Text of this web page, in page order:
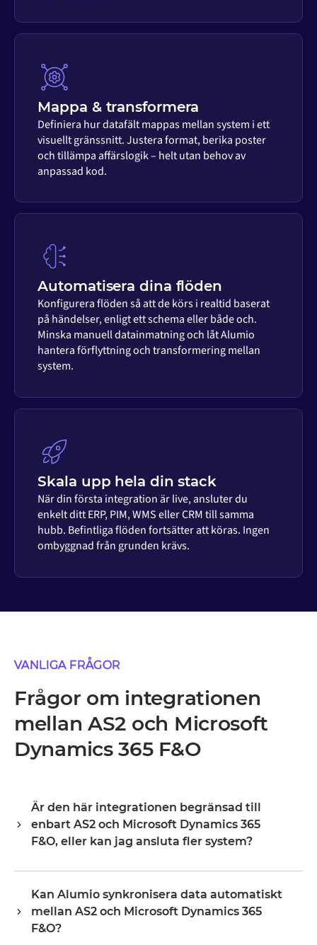
Mappa & transformera
Definiera hur datafält mappas mellan system i ett
visuellt gränssnitt. Justera format, berika poster
och tillämpa affärslogik – helt utan behov av
anpassad kod.
Automatisera dina flöden
Konfigurera flöden så att de körs i realtid baserat
på händelser, enligt ett schema eller både och.
Minska manuell datainmatning och låt Alumio
hantera förflyttning och transformering mellan
system.
Skala upp hela din stack
När din första integration är live, ansluter du
enkelt ditt ERP, PIM, WMS eller CRM till samma
hubb. Befintliga flöden fortsätter att köras. Ingen
ombyggnad från grunden krävs.
VANLIGA FRÅGOR
Frågor om integrationen
mellan AS2 och Microsoft
Dynamics 365 F&O
Är den här integrationen begränsad till
enbart AS2 och Microsoft Dynamics 365
F&O, eller kan jag ansluta fler system?
inte din gräns. När de väl är anslutna utökar du samma
plattform till ditt ERP, PIM, WMS, CRM eller vilket annat
system som helst i ditt landskap, och återanvänder
Kan Alumio synkronisera data automatiskt
mellan AS2 och Microsoft Dynamics 365
F&O?